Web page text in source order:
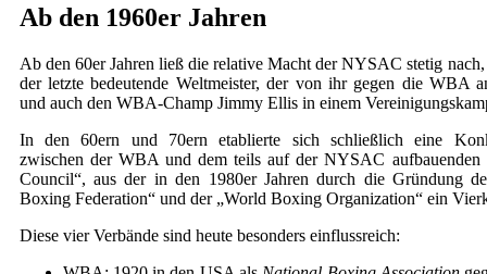
Ab den 1960er Jahren
Ab den 60er Jahren ließ die relative Macht der NYSAC stetig
der letzte bedeutende Weltmeister, der von ihr gegen die WBA
und auch den WBA-Champ Jimmy Ellis in einem
In den 60ern und 70ern etablierte sich schließlich eine
zwischen der WBA und dem teils auf der NYSAC
Council“, aus der in den 1980er Jahren durch die Gründung
Boxing Federation“ und der „World Boxing Organization“ ein
Diese vier Verbände sind heute besonders einflussreich: